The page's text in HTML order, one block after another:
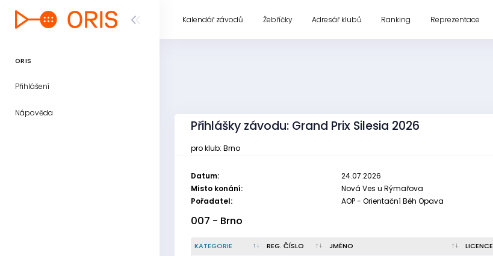
ORIS
Přihlášení
Nápověda
Kalendář závodů Žebříčky Adresář klubů Ranking Reprezentace
Přihlášky závodu: Grand Prix Silesia 2026
pro klub: Brno
Datum:
24.07.2026
Místo konání:
Nová Ves u Rýmařova
Pořadatel:
AOP - Orientační Běh Opava
007 - Brno
KATEGORIE REG. ČÍSLO JMÉNO LICENCE